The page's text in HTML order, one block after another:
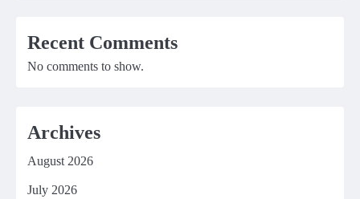
Recent Comments
No comments to show.
Archives
August 2026
July 2026